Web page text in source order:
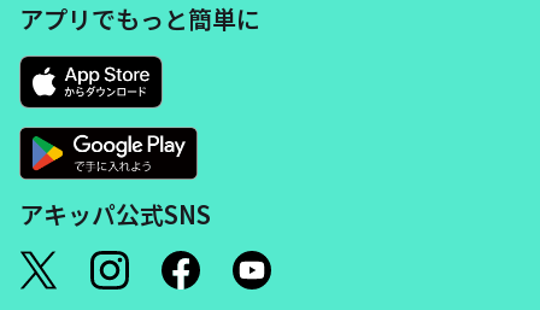
アプリでもっと簡単に
アキッパ公式SNS